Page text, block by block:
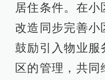
居住条件。在
改造同步完善小
鼓励引入物业服
区的管理，共同